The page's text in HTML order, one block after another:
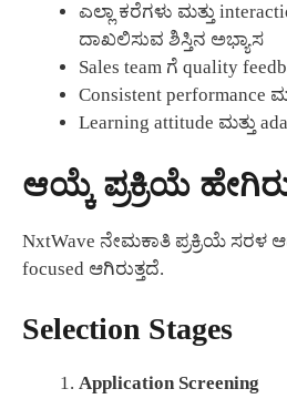
ಎಲ್ಲಾ ಕರೆಗಳು ಮತ್ತು
ದಾಖಲಿಸುವ ಶಿಸ್ತಿನ ಅಭ್ಯಾಸ
Sales team ಗೆ quality
Consistent performance
Learning attitude ಮತ್ತು
ಆಯ್ಕೆ ಪ್ರಕ್ರಿಯೆ
NxtWave ನೇಮಕಾತಿ ಪ್ರಕ್ರಿಯೆ ಸರಳ
focused ಆಗಿರುತ್ತದೆ.
Selection Stages
Application Screening